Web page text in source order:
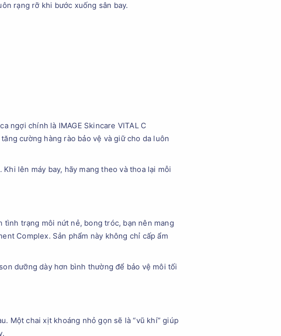
rạng rỡ khi bước xuống sân bay.
ngợi chính là IMAGE Skincare VITAL C
cường hàng rào bảo vệ và giữ cho da luôn
lên máy bay, hãy mang theo và thoa lại mỗi
tình trạng môi nứt nẻ, bong tróc, bạn nên mang
Complex. Sản phẩm này không chỉ cấp ẩm
dưỡng dày hơn bình thường để bảo vệ môi tối
Một chai xịt khoáng nhỏ gọn sẽ là “vũ khí” giúp